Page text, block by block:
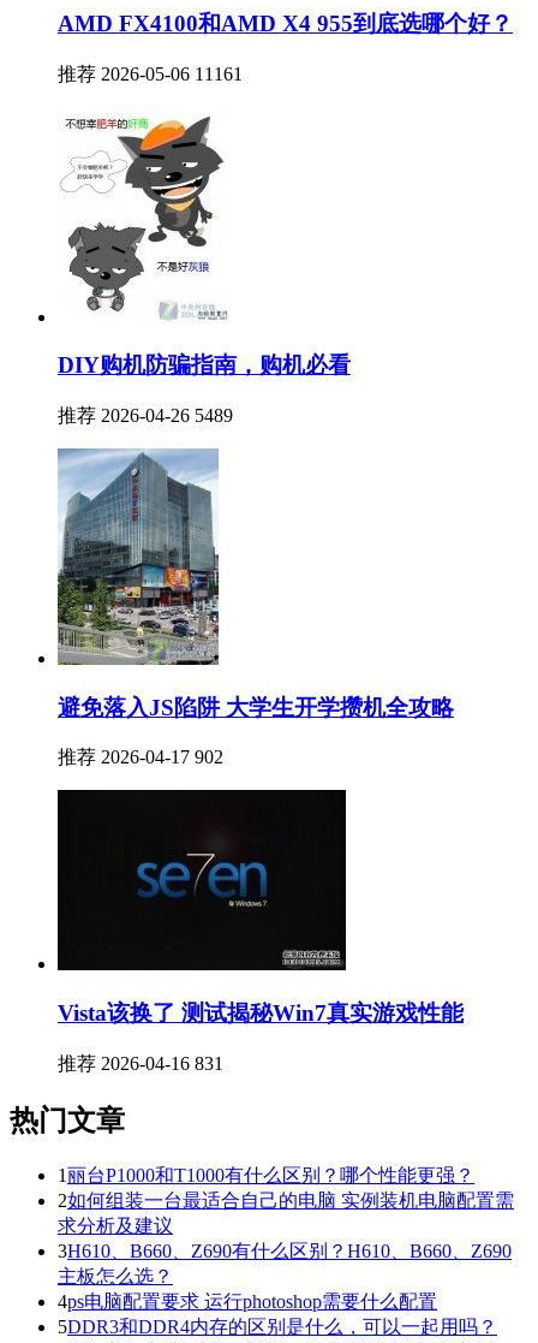
AMD FX4100和AMD X4 955到底选哪个好？
推荐 2026-05-06 11161
DIY购机防骗指南，购机必看
推荐 2026-04-26 5489
避免落入JS陷阱 大学生开学攒机全攻略
推荐 2026-04-17 902
Vista该换了 测试揭秘Win7真实游戏性能
推荐 2026-04-16 831
热门文章
1丽台P1000和T1000有什么区别？哪个性能更强？
2如何组装一台最适合自己的电脑 实例装机电脑配置需
求分析及建议
3H610、B660、Z690有什么区别？H610、B660、Z690
主板怎么选？
4ps电脑配置要求 运行photoshop需要什么配置
5DDR3和DDR4内存的区别是什么，可以一起用吗？